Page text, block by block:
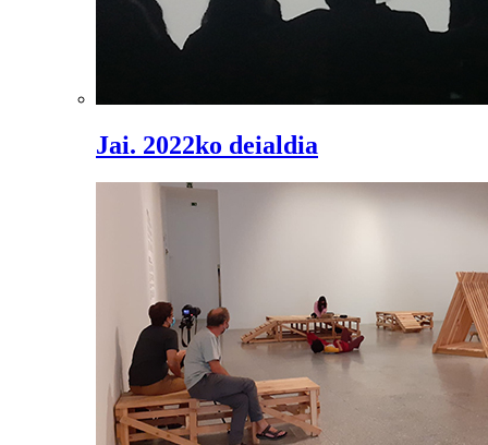
Jai. 2022ko deialdia